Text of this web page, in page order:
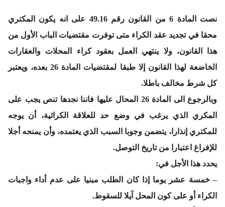
نصت المادة 6 من القانون رقم 49.16 على انه يكون المكتري
محقا في تجديد عقد الكراء متى توفرت مقتضيات الباب الأول من
هذا القانون، ولا ينتهي العمل بعقود كراء المحلات والعقارات
الخاضعة لهذا القانون إلا طبقا لمقتضيات المادة 26 بعده، ويعتبر
كل شرط مخالف باطلا.
وبالرجوع الى المادة 26 المحال عليها فاننا نجدها تنص يجب على
المكري الذي يرغب في وضع حد للعلاقة الكرائية، أن يوجه
للمكتري إنذارا، يتضمن وجوبا السبب الذي يعتمده، وأن يمنحه أجلا
للإفراغ اعتبارا من تاريخ التوصل.
يحدد هذا الأجل في:
– خمسة عشر يوما إذا كان الطلب مبنيا على عدم أداء واجبات
الكراء أو على كون المحل آيلا للسقوط.